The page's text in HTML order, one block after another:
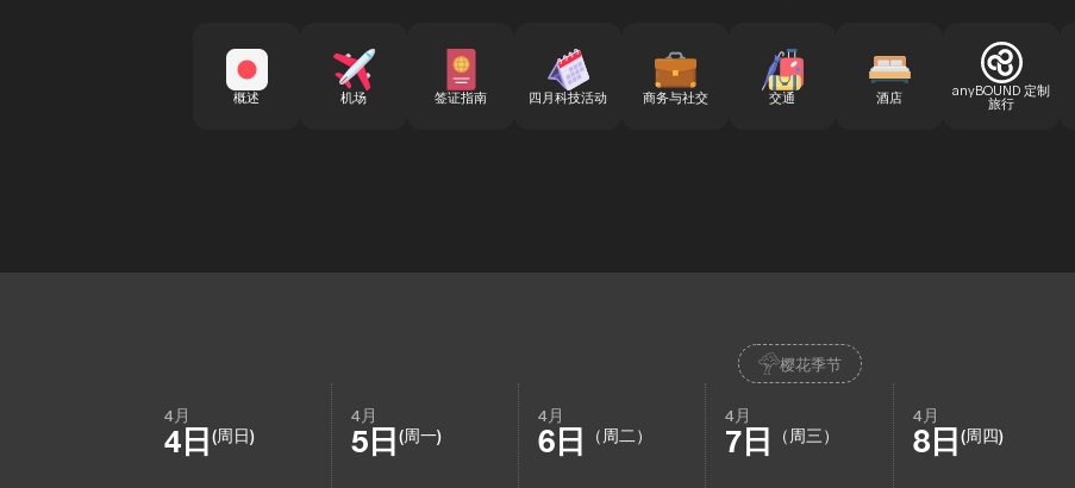
概述 机场 签证指南 四月科技活动 商务与社交 交通 酒店 anyBOUND 定制
旅行
樱花季节
4月
4日 (周日)
4月
5日(周一)
4月
6日 （周二）
4月
7日 （周三）
4月
8日 (周四)